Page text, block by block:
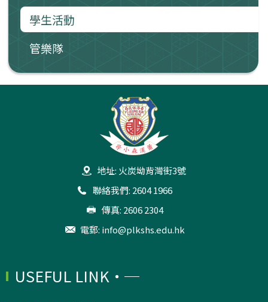
學生活動
管樂隊
地址: 火炭坳背灣街3號
聯絡我們: 2604 1966
傳真: 2606 2304
電郵: info@plkshs.edu.hk
USEFUL LINK